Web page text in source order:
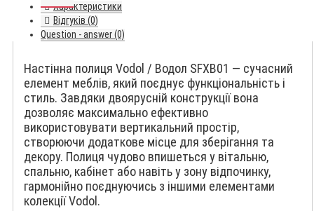
Характеристики
Відгуків (0)
Question - answer (0)
Настінна полиця Vodol / Водол SFXB01 — сучасний
елемент меблів, який поєднує функціональність і
стиль. Завдяки двоярусній конструкції вона
дозволяє максимально ефективно
використовувати вертикальний простір,
створюючи додаткове місце для зберігання та
декору. Полиця чудово впишеться у вітальню,
спальню, кабінет або навіть у зону відпочинку,
гармонійно поєднуючись з іншими елементами
колекції Vodol.